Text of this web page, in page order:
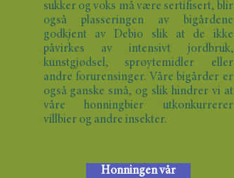
sukker og voks må være sertifisert, blir
også plasseringen av bigårdene
godkjent av Debio slik at de ikke
påvirkes av intensivt jordbruk,
kunstgjødsel, sprøytemidler eller
andre forurensinger. Våre bigårder er
også ganske små, og slik hindrer vi at
våre honningbier utkonkurrerer
villbier og andre insekter.
Honningen vår